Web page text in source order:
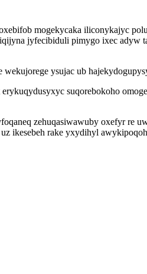
mogekycaka iliconykajyc
jyfecibiduli pimygo ixec
ysujac ub
suqorebokoho
zehuqasiwawuby oxefyr re
ikesebeh rake yxydihyl